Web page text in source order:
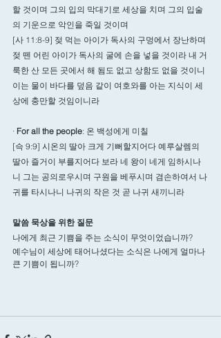
할 것이며 그의 입의 막대기로 세상을 치며 그의 입술
의 기운으로 악인을 죽일 것이며
[사 11:8-9] 젖 먹는 아이가 독사의 구멍에서 장난하며
젖 뗀 어린 아이가 독사의 굴에 손을 넣을 것이라 내 거
룩한 산 모든 곳에서 해 됨도 없고 상함도 없을 것이니
이는 물이 바다를 덮음 같이 여호와를 아는 지식이 세
상에 충만할 것임이니라
· For all the people: 온 백성에게 미칠
[슥 9:9] 시온의 딸아 크게 기뻐할지어다 예루살렘의
딸아 즐거이 부를지어다 보라 네 왕이 네게 임하시나
니 그는 공의로우시며 구원을 베푸시며 겸손하여서 나
귀를 타시나니 나귀의 작은 것 곧 나귀 새끼니라
말씀 묵상을 위한 질문
나에게 최근 기쁨을 주는 소식이 무엇이었습니까?
예수님이 세상에 태어나셨다는 소식은 나에게 얼마나
큰 기쁨이 됩니까?